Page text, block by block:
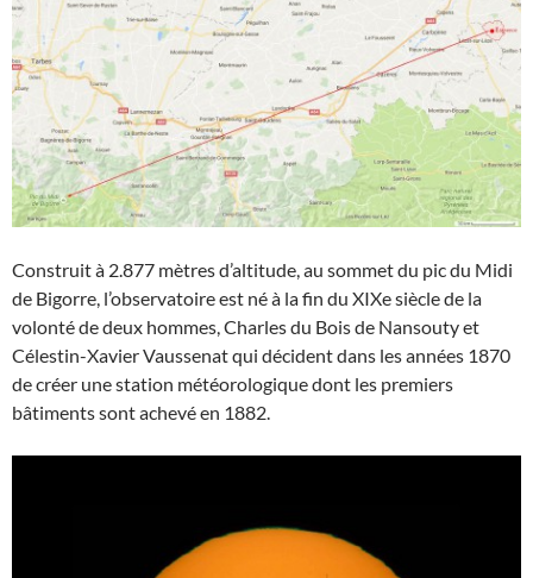
Construit à 2.877 mètres d’altitude, au sommet du pic du Midi
de Bigorre, l’observatoire est né à la fin du XIXe siècle de la
volonté de deux hommes, Charles du Bois de Nansouty et
Célestin-Xavier Vaussenat qui décident dans les années 1870
de créer une station météorologique dont les premiers
bâtiments sont achevé en 1882.